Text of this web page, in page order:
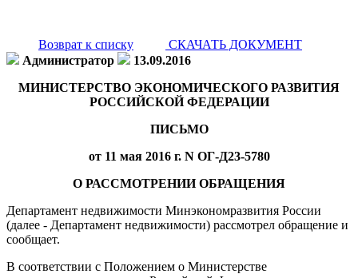
Возврат к списку
СКАЧАТЬ ДОКУМЕНТ
Администратор
13.09.2016
МИНИСТЕРСТВО ЭКОНОМИЧЕСКОГО РАЗВИТИЯ
РОССИЙСКОЙ ФЕДЕРАЦИИ
ПИСЬМО
от 11 мая 2016 г. N ОГ-Д23-5780
О РАССМОТРЕНИИ ОБРАЩЕНИЯ
Департамент недвижимости Минэкономразвития России
(далее - Департамент недвижимости) рассмотрел обращение и
сообщает.
В соответствии с Положением о Министерстве